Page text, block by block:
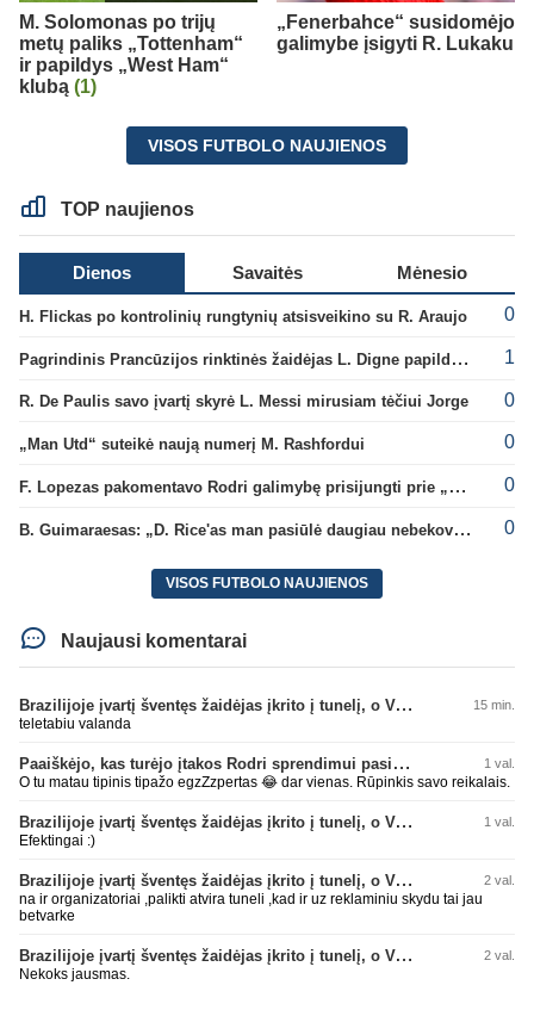
M. Solomonas po trijų
metų paliks „Tottenham“
ir papildys „West Ham“
klubą (1)
„Fenerbahce“ susidomėjo
galimybe įsigyti R. Lukaku
VISOS FUTBOLO NAUJIENOS
TOP naujienos
Dienos Savaitės Mėnesio
H. Flickas po kontrolinių rungtynių atsisveikino su R. Araujo 0
Pagrindinis Prancūzijos rinktinės žaidėjas L. Digne papildė PSG gretas 1
R. De Paulis savo įvartį skyrė L. Messi mirusiam tėčiui Jorge 0
„Man Utd“ suteikė naują numerį M. Rashfordui 0
F. Lopezas pakomentavo Rodri galimybę prisijungti prie „Barcelona“ ekipos 0
B. Guimaraesas: „D. Rice'as man pasiūlė daugiau nebekovoti tarpusavyje“ 0
VISOS FUTBOLO NAUJIENOS
Naujausi komentarai
Brazilijoje įvartį šventęs žaidėjas įkrito į tunelį, o VAR įvartį atšaukė 15 min.
teletabiu valanda
Paaiškėjo, kas turėjo įtakos Rodri sprendimui pasirinkti Barselonos pusę 1 val.
O tu matau tipinis tipažo egzZzpertas 😂 dar vienas. Rūpinkis savo reikalais.
Brazilijoje įvartį šventęs žaidėjas įkrito į tunelį, o VAR įvartį atšaukė 1 val.
Efektingai :)
Brazilijoje įvartį šventęs žaidėjas įkrito į tunelį, o VAR įvartį atšaukė 2 val.
na ir organizatoriai ,palikti atvira tuneli ,kad ir uz reklaminiu skydu tai jau
betvarke
Brazilijoje įvartį šventęs žaidėjas įkrito į tunelį, o VAR įvartį atšaukė 2 val.
Nekoks jausmas.